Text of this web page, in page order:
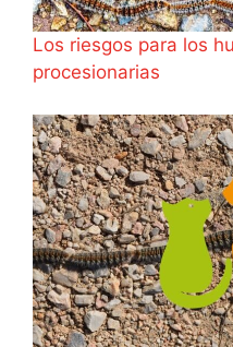
Los riesgos para los
procesionarias